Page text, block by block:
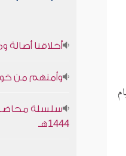
أخلاقنا أصالة
وأمنهم من
سلسلة
1444هـ